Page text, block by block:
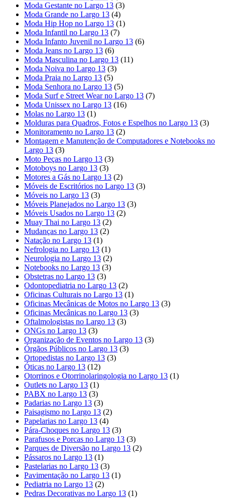
Moda Gestante no Largo 13 (3)
Moda Grande no Largo 13 (4)
Moda Hip Hop no Largo 13 (1)
Moda Infantil no Largo 13 (7)
Moda Infanto Juvenil no Largo 13 (6)
Moda Jeans no Largo 13 (6)
Moda Masculina no Largo 13 (11)
Moda Noiva no Largo 13 (3)
Moda Praia no Largo 13 (5)
Moda Senhora no Largo 13 (5)
Moda Surf e Street Wear no Largo 13 (7)
Moda Unissex no Largo 13 (16)
Molas no Largo 13 (1)
Molduras para Quadros, Fotos e Espelhos no Largo 13 (3)
Monitoramento no Largo 13 (2)
Montagem e Manutenção de Computadores e Notebooks no
Largo 13 (3)
Moto Peças no Largo 13 (3)
Motoboys no Largo 13 (3)
Motores a Gás no Largo 13 (2)
Móveis de Escritórios no Largo 13 (3)
Móveis no Largo 13 (3)
Móveis Planejados no Largo 13 (3)
Móveis Usados no Largo 13 (2)
Muay Thai no Largo 13 (2)
Mudanças no Largo 13 (2)
Natação no Largo 13 (1)
Nefrologia no Largo 13 (1)
Neurologia no Largo 13 (2)
Notebooks no Largo 13 (3)
Obstetras no Largo 13 (3)
Odontopediatria no Largo 13 (2)
Oficinas Culturais no Largo 13 (1)
Oficinas Mecânicas de Motos no Largo 13 (3)
Oficinas Mecânicas no Largo 13 (3)
Oftalmologistas no Largo 13 (3)
ONGs no Largo 13 (3)
Organização de Eventos no Largo 13 (3)
Órgãos Públicos no Largo 13 (3)
Ortopedistas no Largo 13 (3)
Óticas no Largo 13 (12)
Otorrinos e Otorrinolaringologia no Largo 13 (1)
Outlets no Largo 13 (1)
PABX no Largo 13 (3)
Padarias no Largo 13 (3)
Paisagismo no Largo 13 (2)
Papelarias no Largo 13 (4)
Pára-Choques no Largo 13 (3)
Parafusos e Porcas no Largo 13 (3)
Parques de Diversão no Largo 13 (2)
Pássaros no Largo 13 (1)
Pastelarias no Largo 13 (3)
Pavimentação no Largo 13 (1)
Pediatria no Largo 13 (2)
Pedras Decorativas no Largo 13 (1)